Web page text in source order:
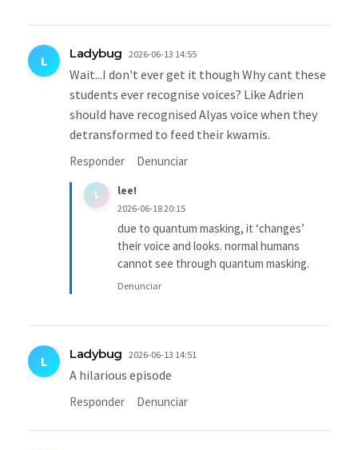
L Ladybug 2026-06-13 14:55
Wait...I don't ever get it though Why cant these
students ever recognise voices? Like Adrien
should have recognised Alyas voice when they
detransformed to feed their kwamis.
Responder Denunciar
L lee!
2026-06-18 20:15
due to quantum masking, it ‘changes’
their voice and looks. normal humans
cannot see through quantum masking.
Denunciar
L Ladybug 2026-06-13 14:51
A hilarious episode
Responder Denunciar